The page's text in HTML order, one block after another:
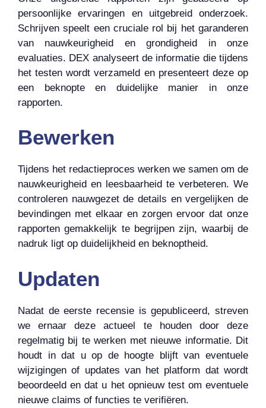
persoonlijke ervaringen en uitgebreid onderzoek.
Schrijven speelt een cruciale rol bij het garanderen
van nauwkeurigheid en grondigheid in onze
evaluaties. DEX analyseert de informatie die tijdens
het testen wordt verzameld en presenteert deze op
een beknopte en duidelijke manier in onze
rapporten.
Bewerken
Tijdens het redactieproces werken we samen om de
nauwkeurigheid en leesbaarheid te verbeteren. We
controleren nauwgezet de details en vergelijken de
bevindingen met elkaar en zorgen ervoor dat onze
rapporten gemakkelijk te begrijpen zijn, waarbij de
nadruk ligt op duidelijkheid en beknoptheid.
Updaten
Nadat de eerste recensie is gepubliceerd, streven
we ernaar deze actueel te houden door deze
regelmatig bij te werken met nieuwe informatie. Dit
houdt in dat u op de hoogte blijft van eventuele
wijzigingen of updates van het platform dat wordt
beoordeeld en dat u het opnieuw test om eventuele
nieuwe claims of functies te verifiëren.